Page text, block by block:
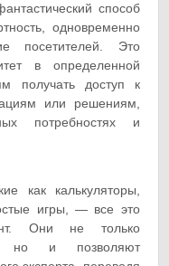
способ
одновременно
посетителей. Это
в определенной
получать доступ к
или решениям,
потребностях и
как калькуляторы,
игры, — все это
Они не только
но и позволяют